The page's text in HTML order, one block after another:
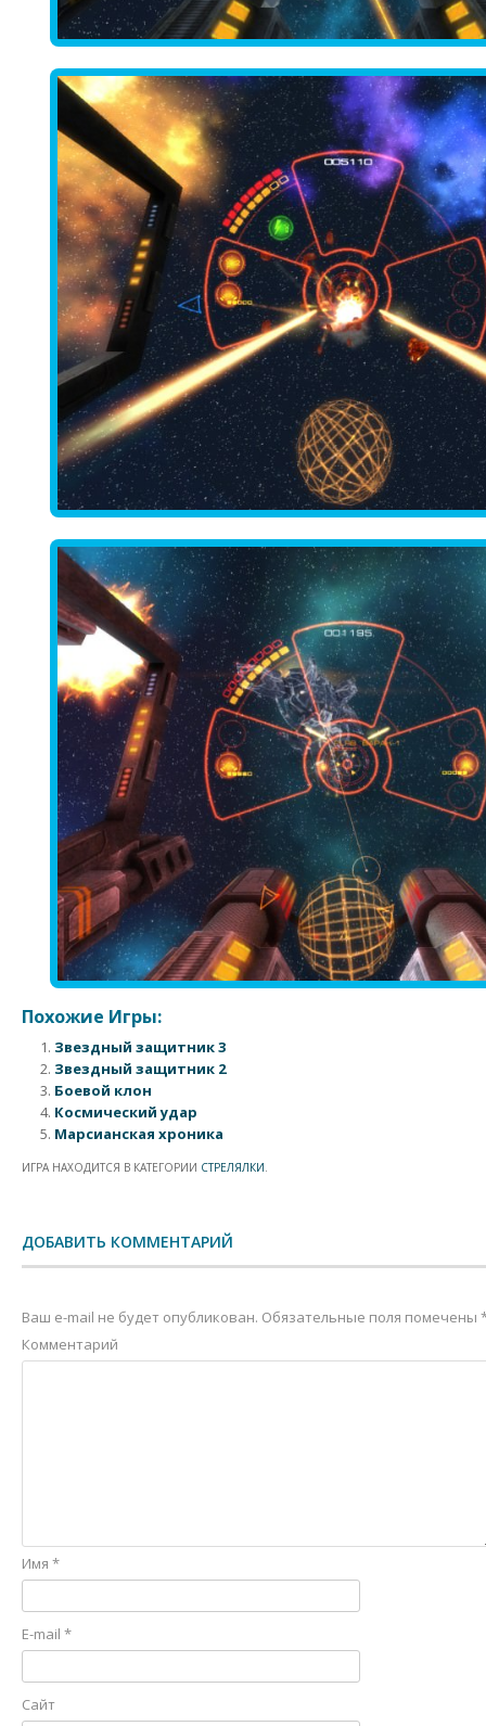
Похожие Игры:
Звездный защитник 3
Звездный защитник 2
Боевой клон
Космический удар
Марсианская хроника
ИГРА НАХОДИТСЯ В КАТЕГОРИИ СТРЕЛЯЛКИ.
ДОБАВИТЬ КОММЕНТАРИЙ
Ваш e-mail не будет опубликован. Обязательные поля помечены
Комментарий
Имя *
E-mail *
Сайт